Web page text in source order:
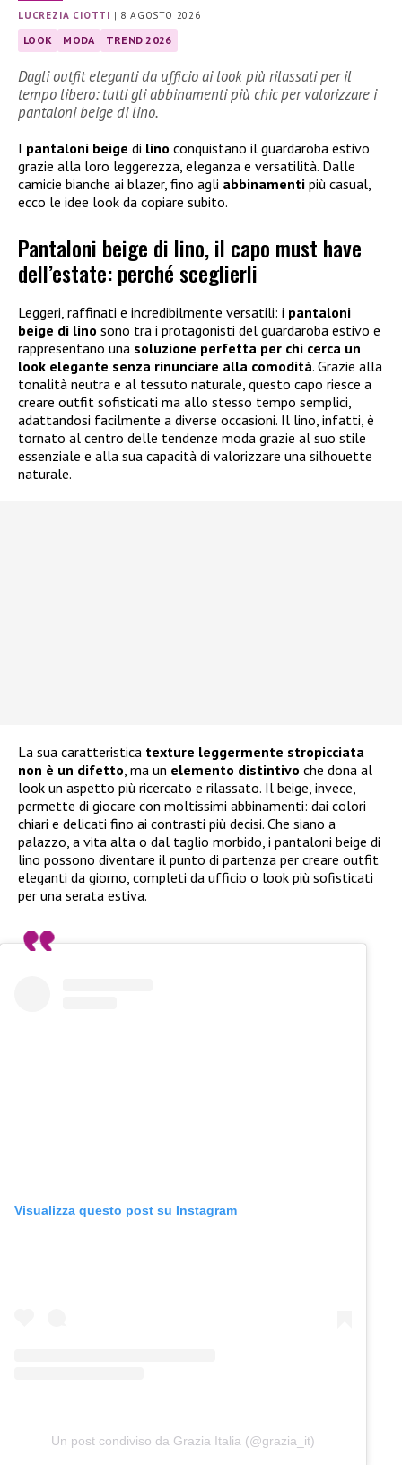
LUCREZIA CIOTTI | 8 AGOSTO 2026
LOOK MODA TREND 2026
Dagli outfit eleganti da ufficio ai look più rilassati per il
tempo libero: tutti gli abbinamenti più chic per valorizzare i
pantaloni beige di lino.
I pantaloni beige di lino conquistano il guardaroba estivo
grazie alla loro leggerezza, eleganza e versatilità. Dalle
camicie bianche ai blazer, fino agli abbinamenti più casual,
ecco le idee look da copiare subito.
Pantaloni beige di lino, il capo must have
dell’estate: perché sceglierli
Leggeri, raffinati e incredibilmente versatili: i pantaloni
beige di lino sono tra i protagonisti del guardaroba estivo e
rappresentano una soluzione perfetta per chi cerca un
look elegante senza rinunciare alla comodità. Grazie alla
tonalità neutra e al tessuto naturale, questo capo riesce a
creare outfit sofisticati ma allo stesso tempo semplici,
adattandosi facilmente a diverse occasioni. Il lino, infatti, è
tornato al centro delle tendenze moda grazie al suo stile
essenziale e alla sua capacità di valorizzare una silhouette
naturale.
La sua caratteristica texture leggermente stropicciata
non è un difetto , ma un elemento distintivo che dona al
look un aspetto più ricercato e rilassato. Il beige, invece,
permette di giocare con moltissimi abbinamenti: dai colori
chiari e delicati fino ai contrasti più decisi. Che siano a
palazzo, a vita alta o dal taglio morbido, i pantaloni beige di
lino possono diventare il punto di partenza per creare outfit
eleganti da giorno, completi da ufficio o look più sofisticati
per una serata estiva.
Visualizza questo post su Instagram
Un post condiviso da Grazia Italia (@grazia_it)